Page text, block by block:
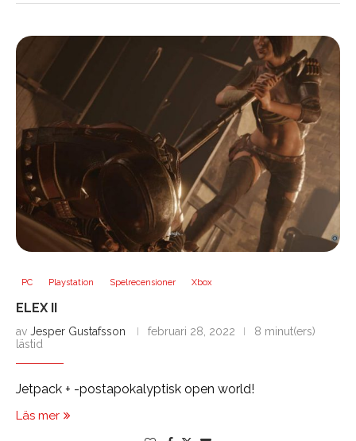
PC Playstation Spelrecensioner Xbox
ELEX II
av Jesper Gustafsson februari 28, 2022
8 minut(ers)
lästid
Jetpack + -postapokalyptisk open world!
Läs mer